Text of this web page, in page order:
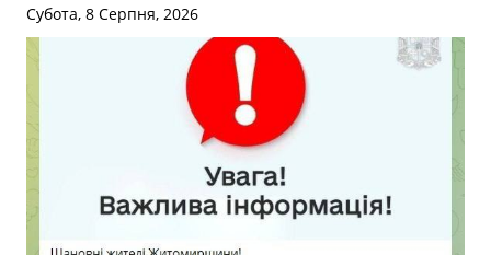
Субота, 8 Серпня, 2026